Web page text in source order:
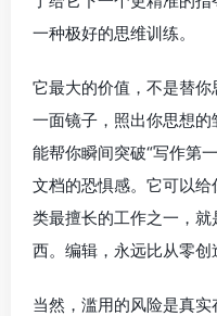
一种极好的思维训练。
它最大的价值，不是替你
一面镜子，照出你思想
能帮你瞬间突破“写作第
文档的恐惧感。它可以给
类最擅长的工作之一，
西。编辑，永远比从零创
当然，滥用的风险是真